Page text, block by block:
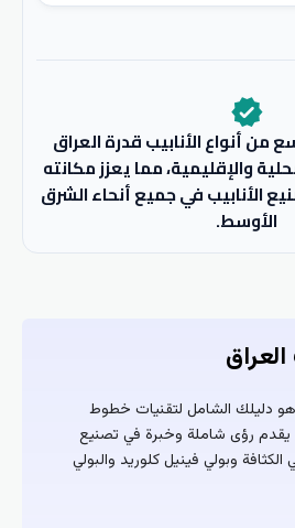
verified
من أنواع الأنابيب قدرة العراق
والإقليمية، مما يعزز مكانته
الأنابيب في جميع أنحاء الشرق
الأوسط.
هو دليلك الشامل لتقنيات خطوط
يقدم رؤى شاملة وخبرة في تصنيع
الكثافة وبولي فينيل كلوريد والبولي